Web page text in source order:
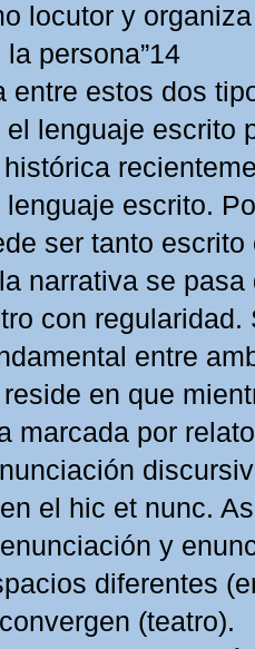
locutor y
persona”14
entre estos dos
el lenguaje escrito
escrito.
ser tanto escrito
narrativa se
con regularidad.
entre
en que
marcada por
el hic et nunc.
y
diferentes
(teatro).